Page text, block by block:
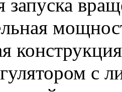
запуска
с